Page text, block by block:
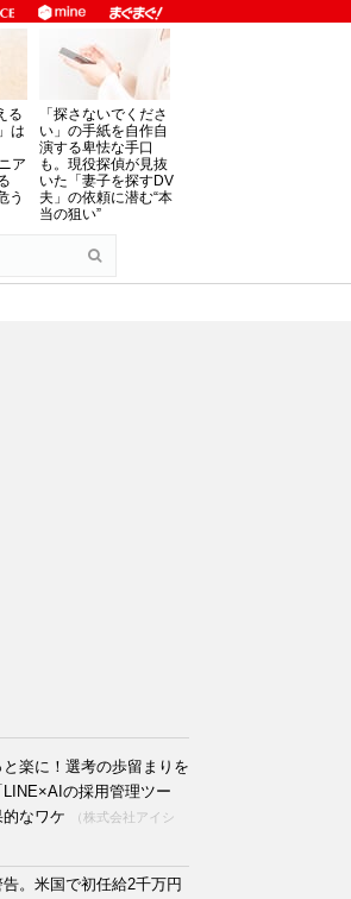
る
は
ア
う
「探さないでくださ
い」の手紙を自作自
演する卑怯な手口
も。現役探偵が見抜
いた「妻子を探すDV
夫」の依頼に潜む“本
当の狙い”
楽に！選考の歩留まりを
LINE×AIの採用管理ツー
なワケ
（株式会社アイシ
。米国で初任給2千万円